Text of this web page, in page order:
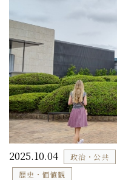
2025.10.04 政治・公共
歴史・価値観